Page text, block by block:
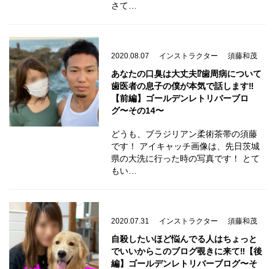
さて…
2020.08.07 インストラクター 須藤和茂
あなたの口臭は大丈夫⁉️歯周病について
歯医者の息子の僕が本気で話します‼️
【前編】ゴールデンレトリバーブロ
グ〜その14〜
どうも、ブラジリアン柔術茶帯の須藤
です！ アイキャッチ画像は、先日茨城
県の大洗に行った時の写真です！ とて
もい…
2020.07.31 インストラクター 須藤和茂
自殺したいほど悩んでる人はちょっと
でいいからこのブログ覗きに来て‼️【後
編】ゴールデンレトリバーブログ〜そ